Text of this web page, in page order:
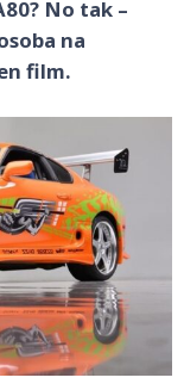
No tak –
na
film.